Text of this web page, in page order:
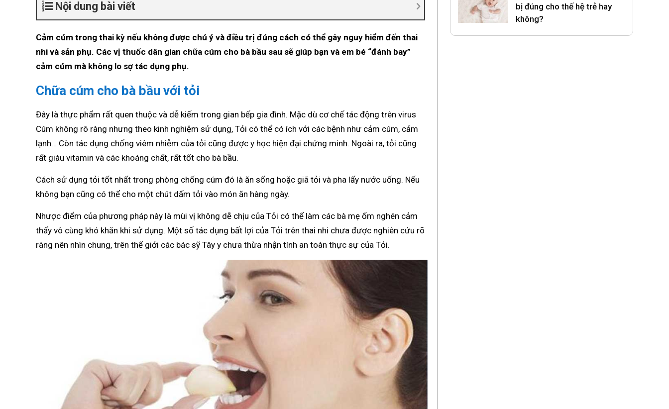
Nội dung bài viết
Cảm cúm trong thai kỳ nếu không được chú ý và điều trị đúng cách có thể gây nguy hiểm đến thai
nhi và sản phụ. Các vị thuốc dân gian chữa cúm cho bà bầu sau sẽ giúp bạn và em bé “đánh bay”
cảm cúm mà không lo sợ tác dụng phụ.
Chữa cúm cho bà bầu với tỏi
Đây là thực phẩm rất quen thuộc và dễ kiếm trong gian bếp gia đình. Mặc dù cơ chế tác động trên virus
Cúm không rõ ràng nhưng theo kinh nghiệm sử dụng, Tỏi có thể có ích với các bệnh như cảm cúm, cảm
lạnh… Còn tác dụng chống viêm nhiễm của tỏi cũng được y học hiện đại chứng minh. Ngoài ra, tỏi cũng
rất giàu vitamin và các khoáng chất, rất tốt cho bà bầu.
Cách sử dụng tỏi tốt nhất trong phòng chống cúm đó là ăn sống hoặc giã tỏi và pha lấy nước uống. Nếu
không bạn cũng có thể cho một chút dấm tỏi vào món ăn hàng ngày.
Nhược điểm của phương pháp này là mùi vị không dễ chịu của Tỏi có thể làm các bà mẹ ốm nghén cảm
thấy vô cùng khó khăn khi sử dụng. Một số tác dụng bất lợi của Tỏi trên thai nhi chưa được nghiên cứu rõ
ràng nên nhìn chung, trên thế giới các bác sỹ Tây y chưa thừa nhận tính an toàn thực sự của Tỏi.
bị đúng cho thế hệ trẻ hay
không?